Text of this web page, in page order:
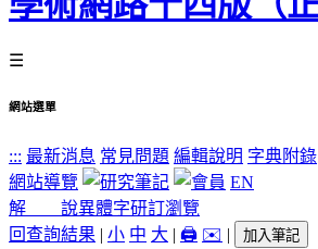
☰
網站選單
::: 最新消息 常見問題 編輯說明 字典附錄
網站導覽
EN
解 說異體字研訂瀏覽
回查詢結果 | 小 中 大 | 🖨️ ✉️ | 加入筆記